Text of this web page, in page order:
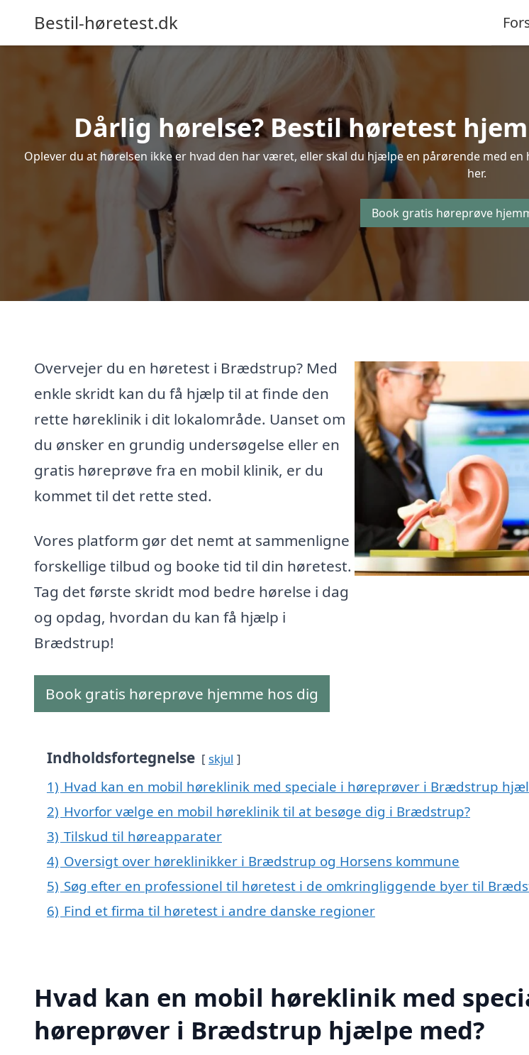
Bestil-høretest.dk
Dårlig hørelse? Bestil høretest
Oplever du at hørelsen ikke er hvad den har været, eller skal du hjælpe en pårørende med
her.
Book gratis høreprøve
Overvejer du en høretest i Brædstrup? Med
enkle skridt kan du få hjælp til at finde den
rette høreklinik i dit lokalområde. Uanset om
du ønsker en grundig undersøgelse eller en
gratis høreprøve fra en mobil klinik, er du
kommet til det rette sted.
Vores platform gør det nemt at sammenligne
forskellige tilbud og booke tid til din høretest.
Tag det første skridt mod bedre hørelse i dag
og opdag, hvordan du kan få hjælp i
Brædstrup!
Book gratis høreprøve hjemme hos dig
Indholdsfortegnelse skjul
1) Hvad kan en mobil høreklinik med speciale i høreprøver i Brædstrup
2) Hvorfor vælge en mobil høreklinik til at besøge dig i Brædstrup?
3) Tilskud til høreapparater
4) Oversigt over høreklinikker i Brædstrup og Horsens kommune
5) Søg efter en professionel til høretest i de omkringliggende byer til
6) Find et firma til høretest i andre danske regioner
Hvad kan en mobil høreklinik med
høreprøver i Brædstrup hjælpe med?